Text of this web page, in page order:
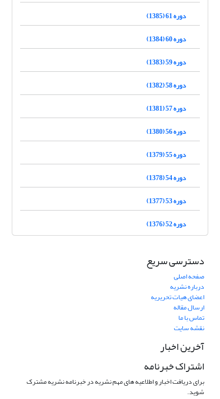
دوره 61 (1385)
دوره 60 (1384)
دوره 59 (1383)
دوره 58 (1382)
دوره 57 (1381)
دوره 56 (1380)
دوره 55 (1379)
دوره 54 (1378)
دوره 53 (1377)
دوره 52 (1376)
دسترسی سریع
صفحه اصلی
درباره نشریه
اعضای هیات تحریریه
ارسال مقاله
تماس با ما
نقشه سایت
آخرین اخبار
اشتراک خبرنامه
برای دریافت اخبار و اطلاعیه های مهم نشریه در خبرنامه نشریه مشترک
شوید.